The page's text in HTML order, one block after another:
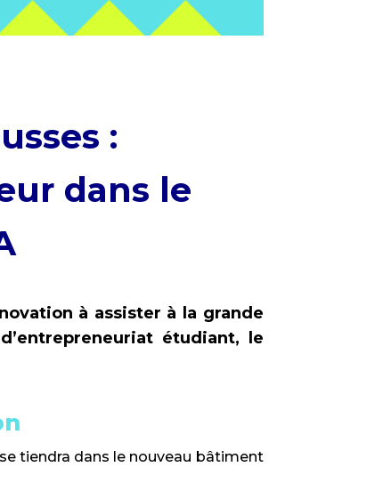
:
dans le
à assister à la grande
étudiant, le
tiendra dans le nouveau bâtiment